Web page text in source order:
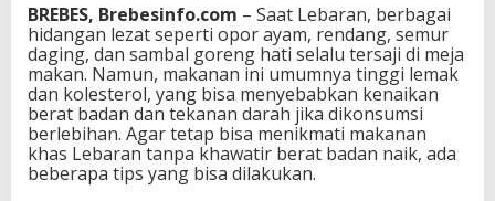
BREBES, Brebesinfo.com – Saat Lebaran, berbagai
hidangan lezat seperti opor ayam, rendang, semur
daging, dan sambal goreng hati selalu tersaji di meja
makan. Namun, makanan ini umumnya tinggi lemak
dan kolesterol, yang bisa menyebabkan kenaikan
berat badan dan tekanan darah jika dikonsumsi
berlebihan. Agar tetap bisa menikmati makanan
khas Lebaran tanpa khawatir berat badan naik, ada
beberapa tips yang bisa dilakukan.